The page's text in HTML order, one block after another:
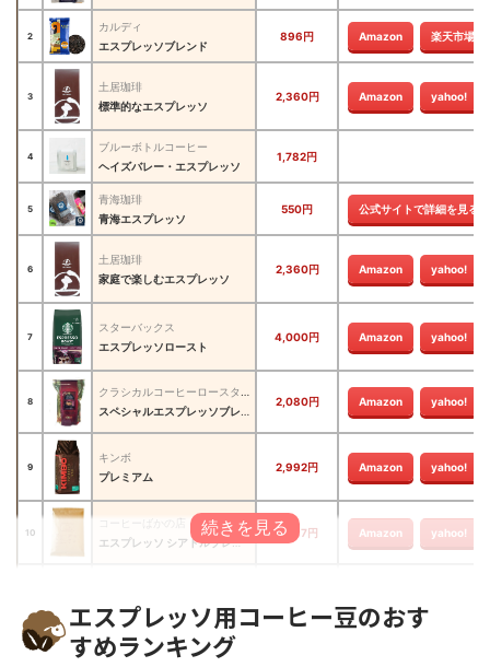
2
カルディ
エスプレッソブレンド
896円 Amazon 楽天市場
3
土居珈琲
標準的なエスプレッソ
2,360円 Amazon yahoo!
4
ブルーボトルコーヒー
ヘイズバレー・エスプレッソ
1,782円
5
青海珈琲
青海エスプレッソ
550円 公式サイトで詳細を見る
6
土居珈琲
家庭で楽しむエスプレッソ
2,360円 Amazon yahoo!
7
スターバックス
エスプレッソロースト
4,000円 Amazon yahoo!
8
クラシカルコーヒーロースター
スペシャルエスプレッソブレンド
2,080円 Amazon yahoo!
9
キンボ
プレミアム
2,992円 Amazon yahoo!
10
コーヒーばかの店
エスプレッソ シアトルブレンド
2,687円 Amazon yahoo!
ダークロースト
ビアレッティ
エスプレッソ用コーヒー豆のおす
すめランキング